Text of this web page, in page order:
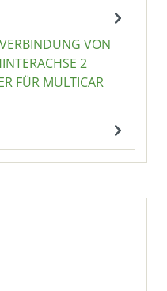
VON
2
FÜR MULTICAR